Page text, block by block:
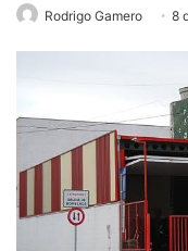
Rodrigo Gamero 8